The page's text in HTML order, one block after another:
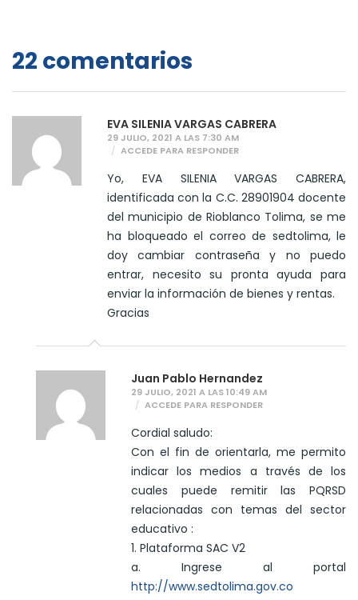
22 comentarios
EVA SILENIA VARGAS CABRERA
29 JULIO, 2021 A LAS 7:30 AM
ACCEDE PARA RESPONDER
Yo, EVA SILENIA VARGAS CABRERA,
identificada con la C.C. 28901904 docente
del municipio de Rioblanco Tolima, se me
ha bloqueado el correo de sedtolima, le
doy cambiar contraseña y no puedo
entrar, necesito su pronta ayuda para
enviar la información de bienes y rentas.
Gracias
Juan Pablo Hernandez
29 JULIO, 2021 A LAS 10:49 AM
ACCEDE PARA RESPONDER
Cordial saludo:
Con el fin de orientarla, me permito
indicar los medios a través de los
cuales puede remitir las PQRSD
relacionadas con temas del sector
educativo :
1. Plataforma SAC V2
a. Ingrese al portal
http://www.sedtolima.gov.co